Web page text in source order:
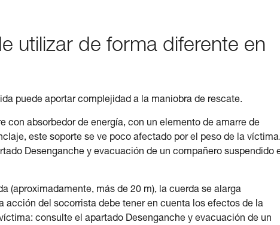
utilizar de forma diferente en
puede aportar complejidad a la maniobra de rescate.
con absorbedor de energía, con un elemento de amarre de
este soporte se ve poco afectado por el peso de la
Desenganche y evacuación de un compañero suspendido
(aproximadamente, más de 20 m), la cuerda se alarga
del socorrista debe tener en cuenta los efectos de la
consulte el apartado Desenganche y evacuación de un